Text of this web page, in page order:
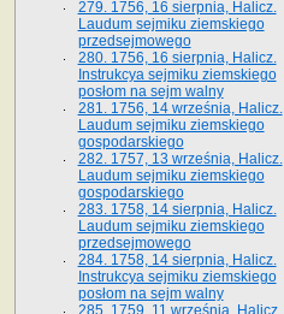
279. 1756, 16 sierpnia, Halicz.
Laudum sejmiku ziemskiego
przedsejmowego
280. 1756, 16 sierpnia, Halicz.
Instrukcya sejmiku ziemskiego
posłom na sejm walny
281. 1756, 14 września, Halicz.
Laudum sejmiku ziemskiego
gospodarskiego
282. 1757, 13 września, Halicz.
Laudum sejmiku ziemskiego
gospodarskiego
283. 1758, 14 sierpnia, Halicz.
Laudum sejmiku ziemskiego
przedsejmowego
284. 1758, 14 sierpnia, Halicz.
Instrukcya sejmiku ziemskiego
posłom na sejm walny
285. 1759, 11 września, Halicz.